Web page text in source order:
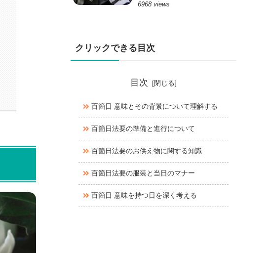
6968 views
クリックできる目次
目次
百箇日 意味とその背景について理解する
百箇日法要の準備と進行について
百箇日法要のお供え物に関する知識
百箇日法要の服装と当日のマナー
百箇日 意味を持つ日を深く考える